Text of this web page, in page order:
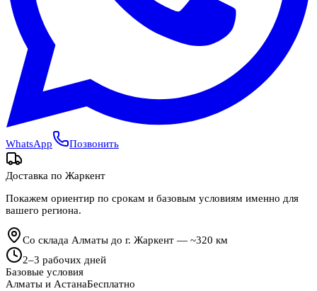
WhatsApp Позвонить
Доставка по Жаркент
Покажем ориентир по срокам и базовым условиям именно для
вашего региона.
Со склада Алматы до г. Жаркент — ~320 км
2–3 рабочих дней
Базовые условия
Алматы и АстанаБесплатно